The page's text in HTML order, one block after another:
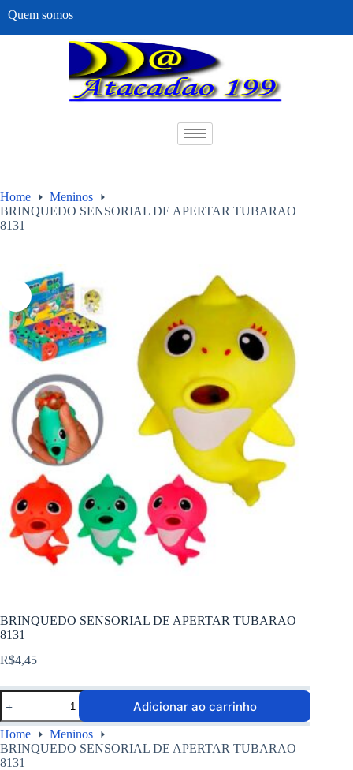
Quem somos
Home
Meninos
BRINQUEDO SENSORIAL DE APERTAR TUBARAO
8131
BRINQUEDO SENSORIAL DE APERTAR TUBARAO
8131
R$4,45
Adicionar ao carrinho
Home
Meninos
BRINQUEDO SENSORIAL DE APERTAR TUBARAO
8131